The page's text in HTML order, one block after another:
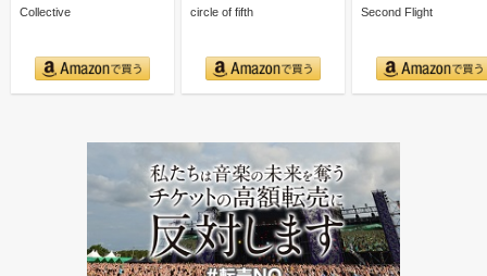
Collective circle of fifth Second Flight